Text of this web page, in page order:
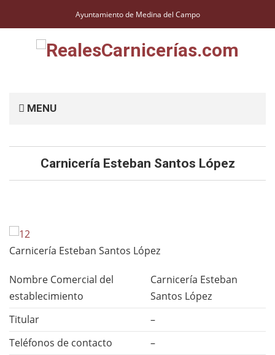
Ayuntamiento de Medina del Campo
MENU
Carnicería Esteban Santos López
Carnicería Esteban Santos López
Nombre Comercial del
establecimiento
Carnicería Esteban
Santos López
Titular
–
Teléfonos de contacto
–